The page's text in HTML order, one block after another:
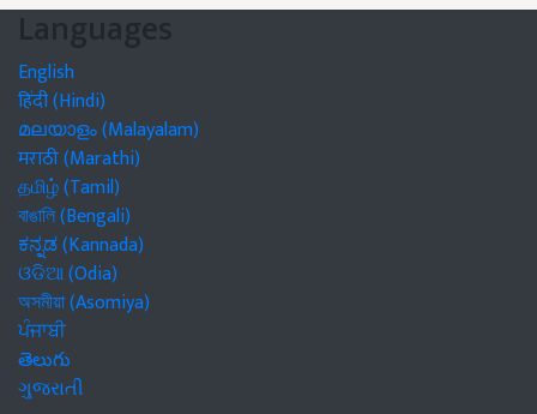
Languages
English
हिंदी (Hindi)
മലയാളം (Malayalam)
मराठी (Marathi)
தமிழ் (Tamil)
বাঙালি (Bengali)
ಕನ್ನಡ (Kannada)
ଓଡିଆ (Odia)
অসমীয়া (Asomiya)
ਪੰਜਾਬੀ
తెలుగు
ગુજરાતી